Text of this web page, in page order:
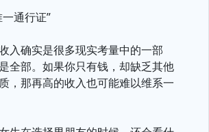
通行证”
入确实是很多现实考量中的一部
全部。如果你只有钱，却缺乏其他
，那再高的收入也可能难以维系一